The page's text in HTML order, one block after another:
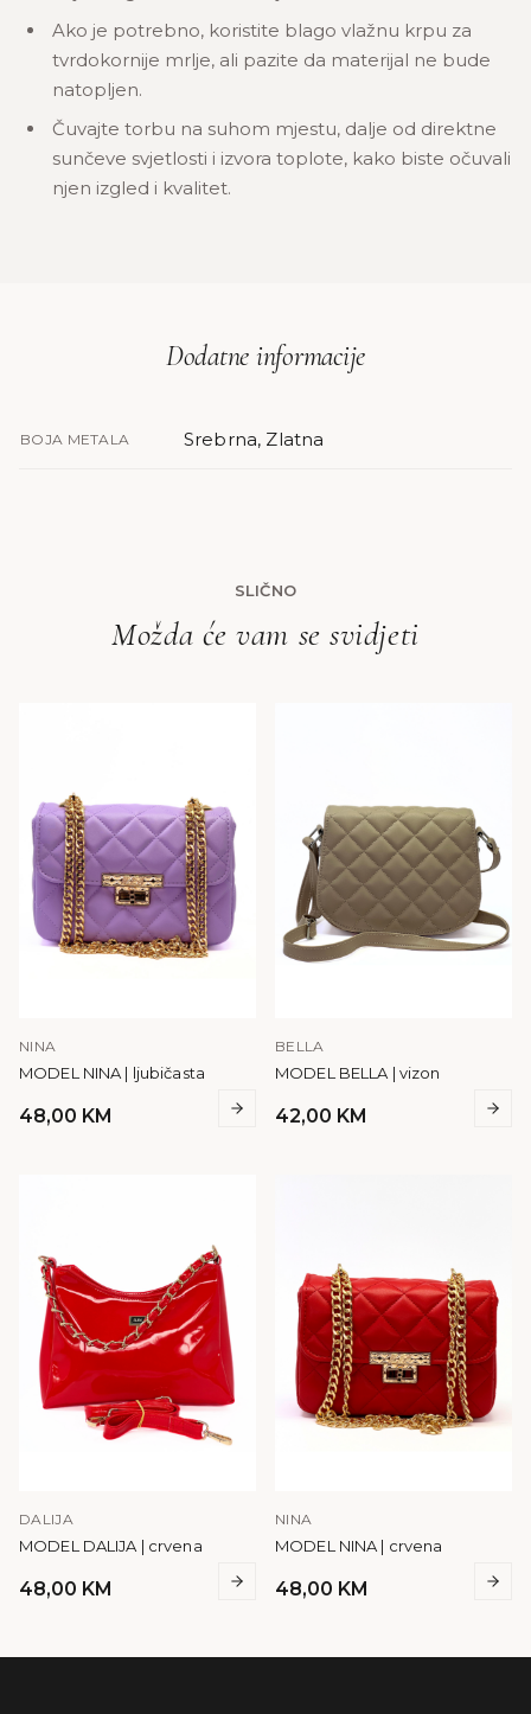
Ako je potrebno, koristite blago vlažnu krpu za
tvrdokornije mrlje, ali pazite da materijal ne bude
natopljen.
Čuvajte torbu na suhom mjestu, dalje od direktne
sunčeve svjetlosti i izvora toplote, kako biste očuvali
njen izgled i kvalitet.
Dodatne informacije
BOJA METALA Srebrna, Zlatna
SLIČNO
Možda će vam se svidjeti
NINA
MODEL NINA | ljubičasta
48,00 KM
BELLA
MODEL BELLA | vizon
42,00 KM
DALIJA
MODEL DALIJA | crvena
48,00 KM
NINA
MODEL NINA | crvena
48,00 KM